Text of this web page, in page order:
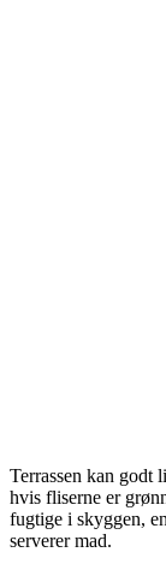
Terrassen kan godt
hvis fliserne er
fugtige i skyggen,
serverer mad.